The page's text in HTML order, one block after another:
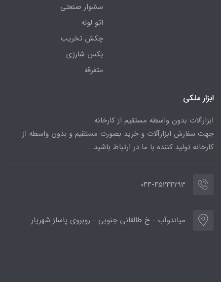
سشوار صنعتی
اتو لوله
چکش تخریب
بکس شارژی
متفرقه
ابزار ملکی
ابزارآلات بدون واسطه مستقیم از کارخانه
جهت سفارش ابزارآلات و خرید بصورت مستقیم و بدون واسطه از
کارخانه تولید کننده با ما در ارتباط باشید...
044-45244293
میاندوآب - خ طالقانی جنوبی - روبروی پاساژ شهریار